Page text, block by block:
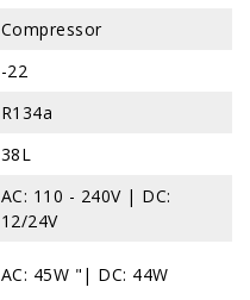
Compressor
-22
R134a
38L
AC: 110 - 240V | DC:
12/24V
AC: 45W "| DC: 44W